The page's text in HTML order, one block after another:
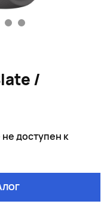
/
доступен к
7 8